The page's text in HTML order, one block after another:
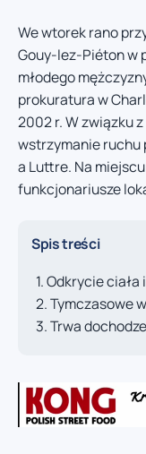
We wtorek rano
Gouy-lez-Piéton w
młodego
prokuratura w
2002 r. W związku
wstrzymanie ruchu
a Luttre. Na
funkcjonariusze
Spis treści
Odkrycie ciała
Tymczasowe
Trwa